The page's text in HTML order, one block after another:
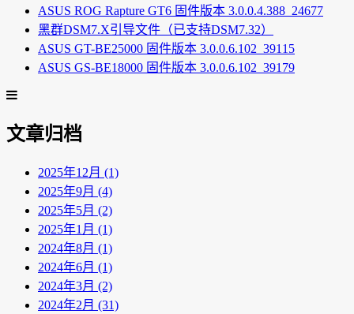
ASUS ROG Rapture GT6 固件版本 3.0.0.4.388_24677
黑群DSM7.X引导文件（已支持DSM7.32）
ASUS GT-BE25000 固件版本 3.0.0.6.102_39115
ASUS GS-BE18000 固件版本 3.0.0.6.102_39179
文章归档
2025年12月 (1)
2025年9月 (4)
2025年5月 (2)
2025年1月 (1)
2024年8月 (1)
2024年6月 (1)
2024年3月 (2)
2024年2月 (31)